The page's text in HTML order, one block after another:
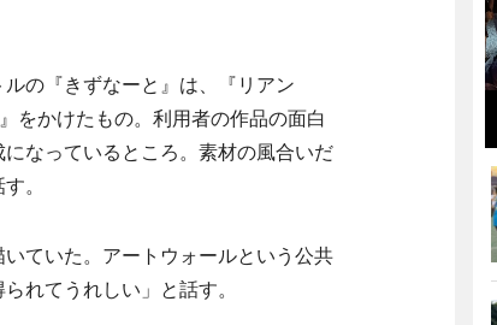
の『きずなーと』は、『リアン
をかけたもの。利用者の作品の面白
なっているところ。素材の風合いだ
。
ていた。アートウォールという公共
れてうれしい」と話す。